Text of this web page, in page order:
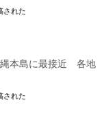
された
本島に最接近 各地
された